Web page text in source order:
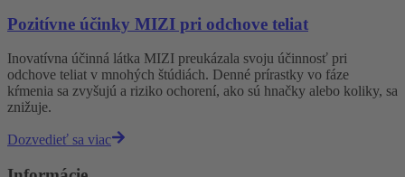
Pozitívne účinky MIZI pri odchove teliat
Inovatívna účinná látka MIZI preukázala svoju účinnosť pri
odchove teliat v mnohých štúdiách. Denné prírastky vo fáze
kŕmenia sa zvyšujú a riziko ochorení, ako sú hnačky alebo koliky, sa
znižuje.
Dozvedieť sa viac